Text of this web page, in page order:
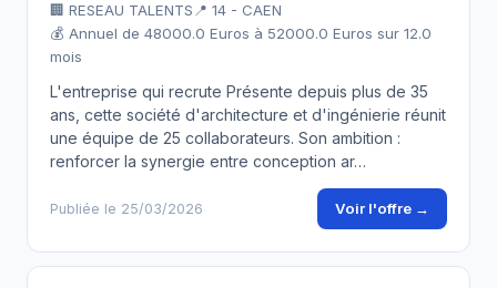
🏢 RESEAU TALENTS 📍 14 - CAEN
💰 Annuel de 48000.0 Euros à 52000.0 Euros sur 12.0
mois
L'entreprise qui recrute Présente depuis plus de 35
ans, cette société d'architecture et d'ingénierie réunit
une équipe de 25 collaborateurs. Son ambition :
renforcer la synergie entre conception ar…
Publiée le 25/03/2026 Voir l'offre →